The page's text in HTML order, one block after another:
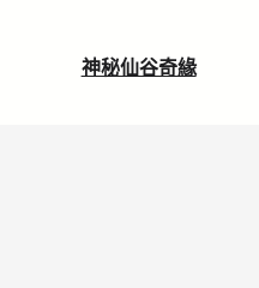
神秘仙谷奇緣